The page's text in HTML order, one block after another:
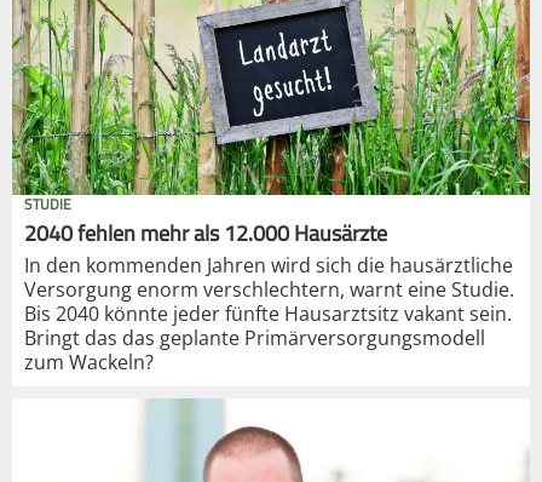
STUDIE
2040 fehlen mehr als 12.000 Hausärzte
In den kommenden Jahren wird sich die hausärztliche
Versorgung enorm verschlechtern, warnt eine Studie.
Bis 2040 könnte jeder fünfte Hausarztsitz vakant sein.
Bringt das das geplante Primärversorgungsmodell
zum Wackeln?